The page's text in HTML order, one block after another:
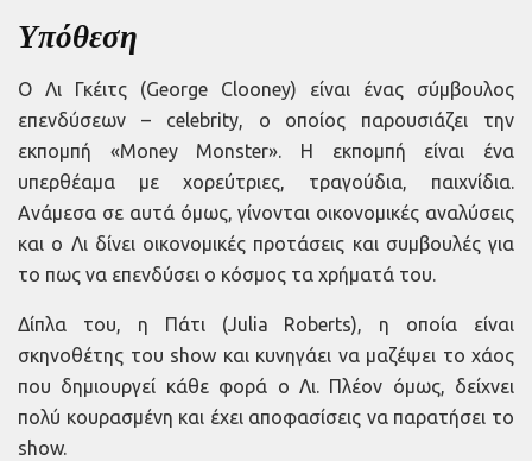
Υπόθεση
Ο Λι Γκέιτς (George Clooney) είναι ένας σύμβουλος
επενδύσεων – celebrity, ο οποίος παρουσιάζει την
εκπομπή «Money Monster». Η εκπομπή είναι ένα
υπερθέαμα με χορεύτριες, τραγούδια, παιχνίδια.
Ανάμεσα σε αυτά όμως, γίνονται οικονομικές αναλύσεις
και ο Λι δίνει οικονομικές προτάσεις και συμβουλές για
το πως να επενδύσει ο κόσμος τα χρήματά του.
Δίπλα του, η Πάτι (Julia Roberts), η οποία είναι
σκηνοθέτης του show και κυνηγάει να μαζέψει το χάος
που δημιουργεί κάθε φορά ο Λι. Πλέον όμως, δείχνει
πολύ κουρασμένη και έχει αποφασίσεις να παρατήσει το
show.